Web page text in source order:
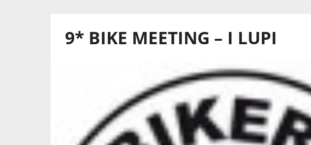
9* BIKE MEETING – I LUPI